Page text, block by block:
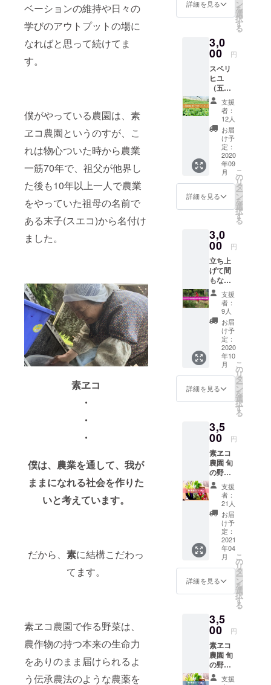
ベーションの維持や日々の
学びのアウトプットの場に
なればと思って続けてま
す。
僕がやっている農園は、素
ヱコ農園というのすが、こ
れは物心ついた時から農業
一筋70年で、祖父が他界し
た後も10年以上一人で農業
をやっていた祖母の名前で
ある末子(スエコ)から名付け
ました。
素ヱコ
・
・
・
僕は、農業を通して、我が
ままになれる社会を作りた
いと考えています。
だから、素に結構こだわっ
てます。
素ヱコ農園で作る野菜は、
農作物の持つ本来の生命力
をありのまま届けられるよ
う伝承農法のような農薬を
した餌
を食べ
て、ス
トレス
フリー
の環境
で育て
た、五
行鶏の
しあわ
せ卵を
お届け
しま
す。 ※
こちら
送料込
みの値
段で
す。
詳細を見る ン
を
選
択
す
る
3,0
00 円
スベリ
ヒユ
（五行
草）
1.0kg
＋お礼
のメッ
セージ
ちょっ
とした
酸味と
癖のな
い味や
栄養価
が評価
され
院の給
食や飲
食店で
使われ
ている
素ヱコ
農園の
スベリ
ヒユ。
スベリ
ヒユ
は、植
物性ω3
脂肪酸
である
α-リノ
レン酸
菜では
ダント
ツで含
まれて
いて、
スー
パー
フード
と呼ば
れてい
ます。
サラダ
として
も食べ
てもよ
し、炒
めたり
バネバ
した食
感が楽
しめま
す。 ま
た、ア
ロエや
支援
者：
12人
お届
け予
定：
2020
年09
月
詳細を見る
こ
の
リ
タ
ー
ン
を
選
択
す
る
3,0
00 円
立ち上
げて間
もない
素ヱコ
農園で
日帰り
のお手
伝い＋
農作物
のお土
に農作
業をす
ること
で、 ＜
＜立ち
間もな
い農家
のカオ
ス感＞
＞ を体
験でき
るリ
ターン
になっ
てま
す。
「実際
に、農
業を始
める
時って
こんな
かなか
体験で
きない
農家の
立ち上
げ初期
の現場
支援
者：
9人
お届
け予
定：
2020
年10
月
詳細を見る
こ
の
リ
タ
ー
ン
を
選
択
す
る
3,5
00 円
素ヱコ
農園 旬
の野菜
セット
(春） ＋
お礼の
メッ
セージ
スエ子
ばあ
ちゃん
と一緒
に作っ
た旬の
野菜
セッ
承農法
などを
駆使
し、野
菜本来
の味を
引き出
支援
者：
21人
お届
け予
定：
2021
年04
月
詳細を見る
こ
の
リ
タ
ー
ン
を
選
択
す
る
3,5
00 円
素ヱコ
農園 旬
の野菜
セット
支援